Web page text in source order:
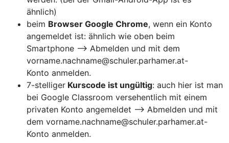
ähnlich)
beim Browser Google Chrome, wenn ein Konto
angemeldet ist: ähnlich wie oben beim
Smartphone --> Abmelden und mit dem
vorname.nachname@schuler.parhamer.at-
Konto anmelden.
7-stelliger Kurscode ist ungültig: auch hier ist man
bei Google Classroom versehentlich mit einem
privaten Konto angemeldet --> Abmelden und mit
dem vorname.nachname@schuler.parhamer.at-
Konto anmelden.